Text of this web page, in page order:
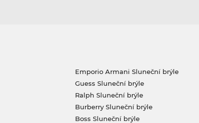
Emporio Armani Sluneční brýle
Guess Sluneční brýle
Ralph Sluneční brýle
Burberry Sluneční brýle
Boss Sluneční brýle